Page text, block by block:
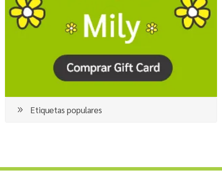
Etiquetas populares